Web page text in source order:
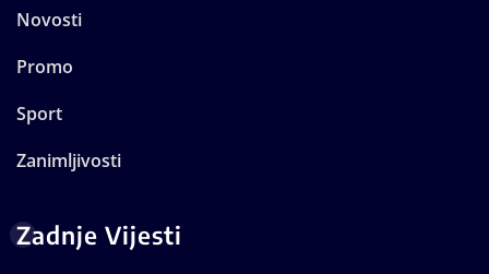
Novosti
Promo
Sport
Zanimljivosti
Zadnje Vijesti